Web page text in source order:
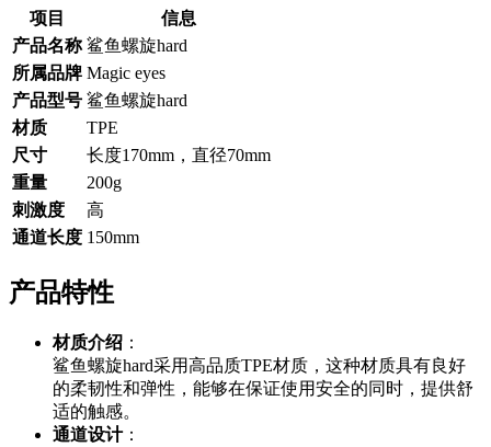
项目
信息
产品名称 鲨鱼螺旋hard
所属品牌 Magic eyes
产品型号 鲨鱼螺旋hard
材质
TPE
尺寸
长度170mm，直径70mm
重量
200g
刺激度
高
通道长度 150mm
产品特性
材质介绍 ：
鲨鱼螺旋hard采用高品质TPE材质，这种材质具有良好
的柔韧性和弹性，能够在保证使用安全的同时，提供舒
适的触感。
通道设计：